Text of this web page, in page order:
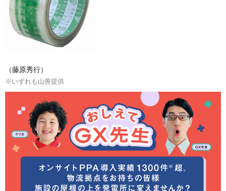
（藤原秀行）
※いずれも山善提供